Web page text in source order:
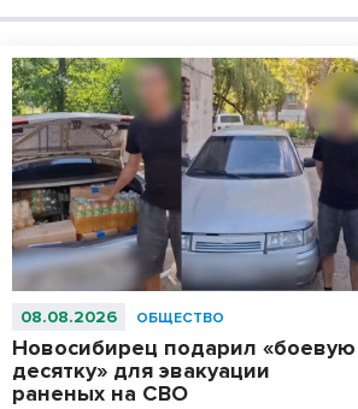
08.08.2026 ОБЩЕСТВО
Новосибирец подарил «боевую
десятку» для эвакуации
раненых на СВО